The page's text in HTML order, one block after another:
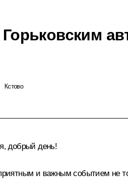
Горьковским
Кстово
добрый день!
и важным событием не